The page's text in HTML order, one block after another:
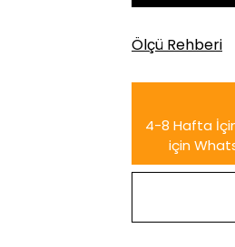
Ölçü Rehberi